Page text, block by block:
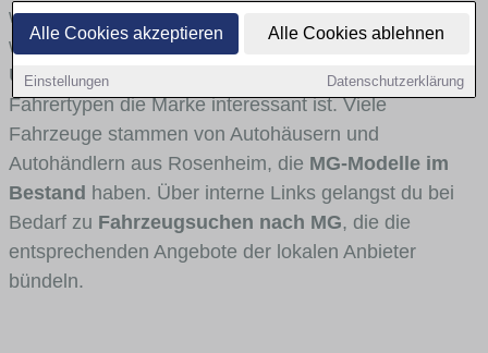
Alle Cookies akzeptieren Alle Cookies ablehnen
Einstellungen Datenschutzerklärung
welchen Fahrzeugklassen MG stark vertreten ist,
welche Modellreihen häufig im Stadt- und
Umlandverkehr zu sehen sind und für welche
Fahrertypen die Marke interessant ist. Viele
Fahrzeuge stammen von Autohäusern und
Autohändlern aus Rosenheim, die MG-Modelle im
Bestand haben. Über interne Links gelangst du bei
Bedarf zu Fahrzeugsuchen nach MG, die die
entsprechenden Angebote der lokalen Anbieter
bündeln.